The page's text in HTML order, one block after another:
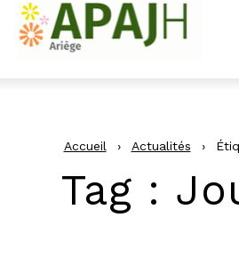
Accueil › Actualités ›
Tag :